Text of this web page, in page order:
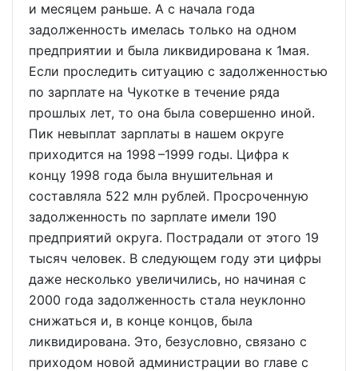
и месяцем раньше. А с начала года
задолженность имелась только на одном
предприятии и была ликвидирована к 1мая.
Если проследить ситуацию с задолженностью
по зарплате на Чукотке в течение ряда
прошлых лет, то она была совершенно иной.
Пик невыплат зарплаты в нашем округе
приходится на 1998 –1999 годы. Цифра к
концу 1998 года была внушительная и
составляла 522 млн рублей. Просроченную
задолженность по зарплате имели 190
предприятий округа. Пострадали от этого 19
тысяч человек. В следующем году эти цифры
даже несколько увеличились, но начиная с
2000 года задолженность стала неуклонно
снижаться и, в конце концов, была
ликвидирована. Это, безусловно, связано с
приходом новой администрации во главе с